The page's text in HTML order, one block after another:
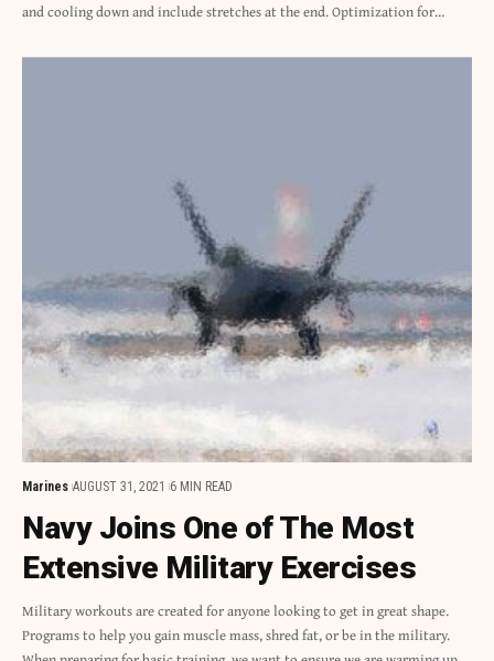
and cooling down and include stretches at the end. Optimization for…
Marines AUGUST 31, 2021 6 MIN READ
Navy Joins One of The Most
Extensive Military Exercises
Military workouts are created for anyone looking to get in great shape.
Programs to help you gain muscle mass, shred fat, or be in the military.